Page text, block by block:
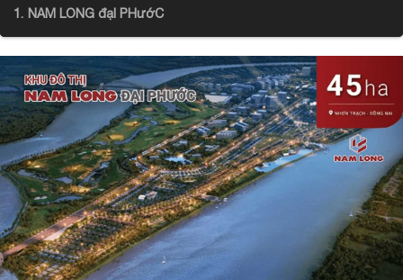
NAM LONG đạI PHướC